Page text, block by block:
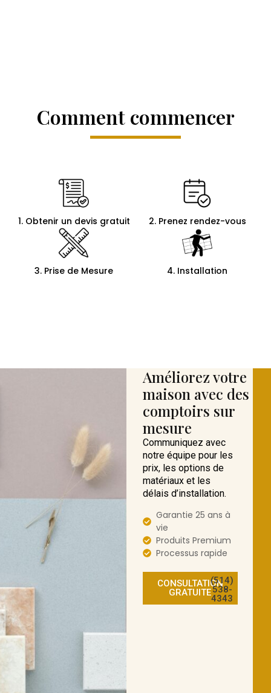
Comment commencer
1. Obtenir un devis gratuit 2. Prenez rendez-vous
3. Prise de Mesure 4. Installation
Améliorez votre
maison avec des
comptoirs sur
mesure
Communiquez avec
notre équipe pour les
prix, les options de
matériaux et les
délais d’installation.
Garantie 25 ans à
vie
Produits Premium
Processus rapide
CONSULTATION
GRATUITE
(514)
538-
4343